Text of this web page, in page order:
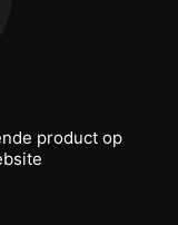
product op